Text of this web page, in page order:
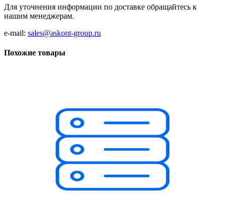
Для уточнения информации по доставке обращайтесь к
нашим менеджерам.
e-mail: sales@askont-group.ru
Похожие товары